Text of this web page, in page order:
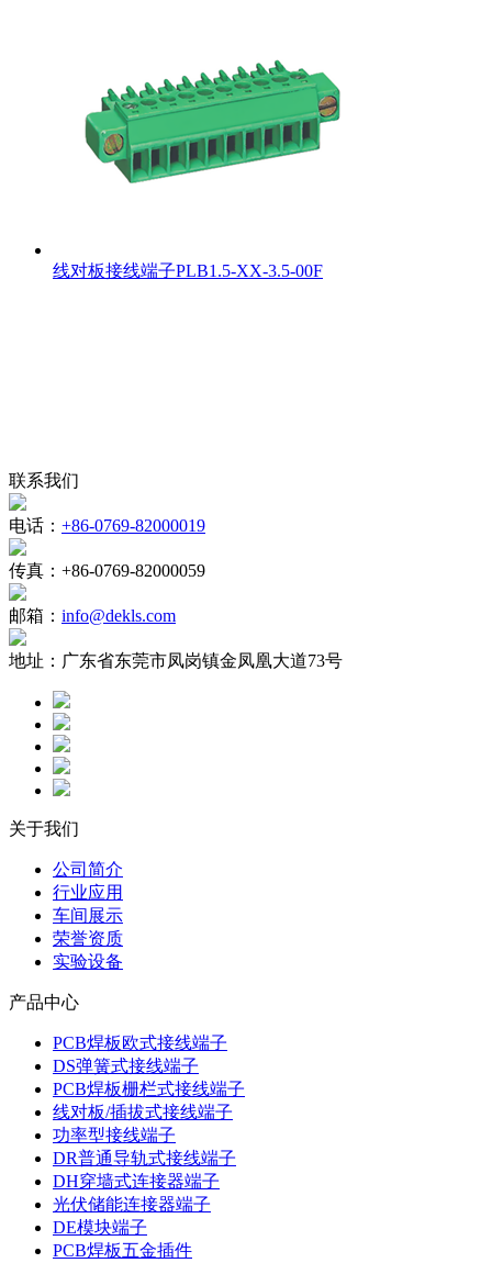
线对板接线端子PLB1.5-XX-3.5-00F
联系我们
电话： +86-0769-82000019
传真： +86-0769-82000059
邮箱： info@dekls.com
地址： 广东省东莞市凤岗镇金凤凰大道73号
关于我们
公司简介
行业应用
车间展示
荣誉资质
实验设备
产品中心
PCB焊板欧式接线端子
DS弹簧式接线端子
PCB焊板栅栏式接线端子
线对板/插拔式接线端子
功率型接线端子
DR普通导轨式接线端子
DH穿墙式连接器端子
光伏储能连接器端子
DE模块端子
PCB焊板五金插件